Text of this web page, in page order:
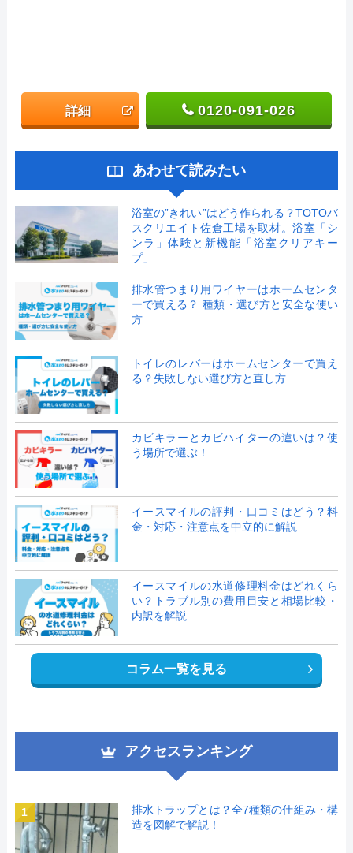
詳細 0120-091-026
あわせて読みたい
浴室の”きれい”はどう作られる？TOTOバ
スクリエイト佐倉工場を取材。浴室「シ
ンラ」体験と新機能「浴室クリアキー
プ」
排水管つまり用ワイヤーはホームセンタ
ーで買える？ 種類・選び方と安全な使い
方
トイレのレバーはホームセンターで買え
る？失敗しない選び方と直し方
カビキラーとカビハイターの違いは？使
う場所で選ぶ！
イースマイルの評判・口コミはどう？料
金・対応・注意点を中立的に解説
イースマイルの水道修理料金はどれくら
い？トラブル別の費用目安と相場比較・
内訳を解説
コラム一覧を見る
アクセスランキング
1
排水トラップとは？全7種類の仕組み・構
造を図解で解説！